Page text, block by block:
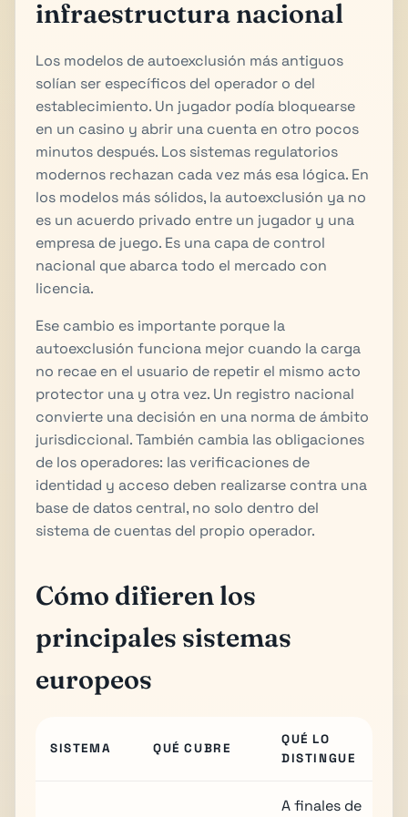
infraestructura nacional
Los modelos de autoexclusión más antiguos
solían ser específicos del operador o del
establecimiento. Un jugador podía bloquearse
en un casino y abrir una cuenta en otro pocos
minutos después. Los sistemas regulatorios
modernos rechazan cada vez más esa lógica. En
los modelos más sólidos, la autoexclusión ya no
es un acuerdo privado entre un jugador y una
empresa de juego. Es una capa de control
nacional que abarca todo el mercado con
licencia.
Ese cambio es importante porque la
autoexclusión funciona mejor cuando la carga
no recae en el usuario de repetir el mismo acto
protector una y otra vez. Un registro nacional
convierte una decisión en una norma de ámbito
jurisdiccional. También cambia las obligaciones
de los operadores: las verificaciones de
identidad y acceso deben realizarse contra una
base de datos central, no solo dentro del
sistema de cuentas del propio operador.
Cómo difieren los
principales sistemas
europeos
SISTEMA QUÉ CUBRE
QUÉ LO
DISTINGUE
A finales de